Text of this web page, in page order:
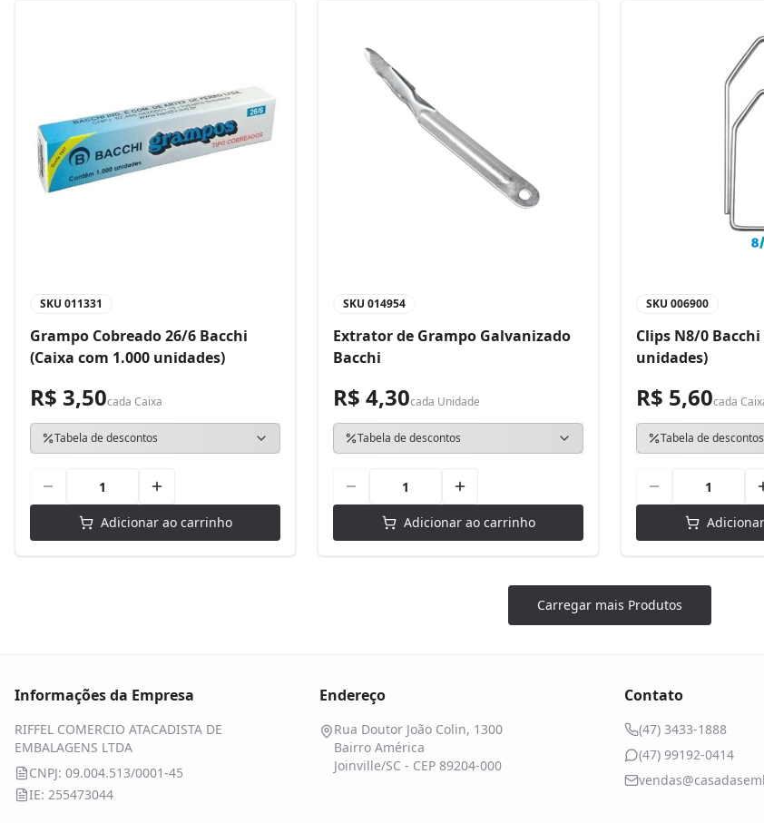
SKU 011331
Grampo Cobreado 26/6 Bacchi
(Caixa com 1.000 unidades)
R$ 3,50cada Caixa
Tabela de descontos
Adicionar ao carrinho
SKU 014954
Extrator de Grampo Galvanizado
Bacchi
R$ 4,30cada Unidade
Tabela de descontos
Adicionar ao carrinho
SKU 006900
Clips N8/0
unidades)
R$ 5,60cada
Tabela de descontos
Carregar mais Produtos
Informações da Empresa
RIFFEL COMERCIO ATACADISTA DE
EMBALAGENS LTDA
CNPJ: 09.004.513/0001-45
IE: 255473044
Endereço
Rua Doutor João Colin, 1300
Bairro América
Joinville/SC - CEP 89204-000
Contato
(47) 3433-1888
(47) 99192-0414